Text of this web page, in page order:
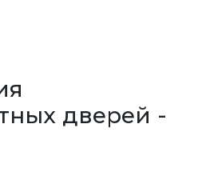
дверей -